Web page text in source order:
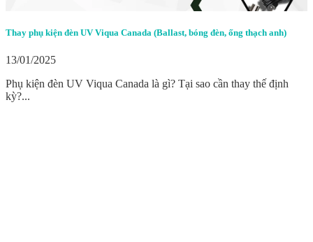
Thay phụ kiện đèn UV Viqua Canada (Ballast, bóng đèn, ống thạch anh)
13/01/2025
Phụ kiện đèn UV Viqua Canada là gì? Tại sao cần thay thế định
kỳ?...